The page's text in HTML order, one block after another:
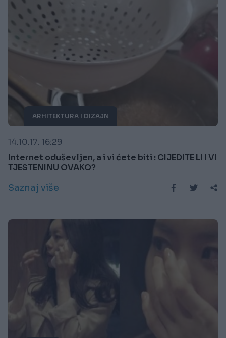
ARHITEKTURA I DIZAJN
14.10.17. 16:29
Internet oduševljen, a i vi ćete biti : CIJEDITE LI I VI
TJESTENINU OVAKO?
Saznaj više